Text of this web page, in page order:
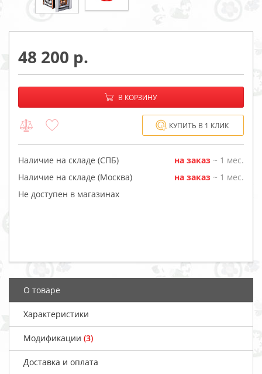
48 200
−
В КОРЗИНУ
КУПИТЬ В 1 КЛИК
Наличие на складе (СПБ) на заказ ~ 1 мес.
Наличие на складе (Москва)
на заказ ~ 1 мес.
Не доступен в магазинах
О товаре
Характеристики
Модификации (3)
Доставка и оплата